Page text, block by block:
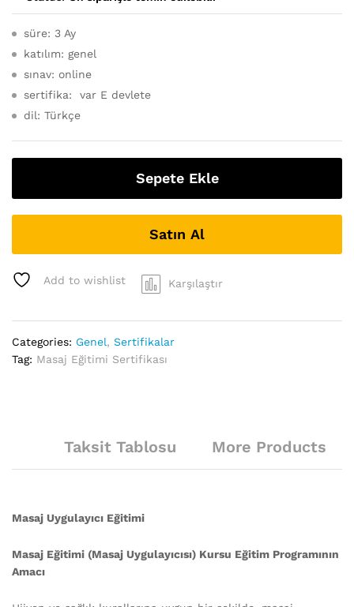
süre: 3 Ay
katılım: genel
sınav: online
sertifika: var E devlete
dil: Türkçe
Sepete Ekle
Satın Al
Add to wishlist Karşılaştır
Categories: Genel, Sertifikalar
Tag: Masaj Eğitimi Sertifikası
Taksit Tablosu More Products
Masaj Uygulayıcı Eğitimi
Masaj Eğitimi (Masaj Uygulayıcısı) Kursu Eğitim Programının
Amacı